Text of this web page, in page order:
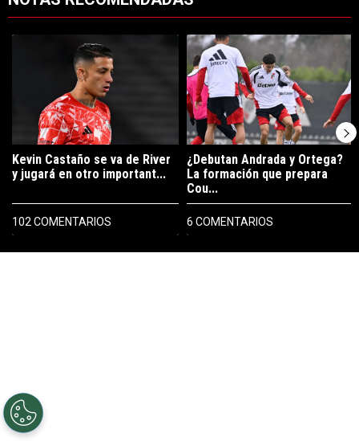
PUBLICIDAD
Un artículo de tendencia con el título "Kevin Castaño se va de
Kevin Castaño se va de River
y jugará en otro important...
102 COMENTARIOS
Un artículo de tendencia con el
¿Debutan Andrada y Ortega?
La formación que prepara
Cou...
6 COMENTARIOS